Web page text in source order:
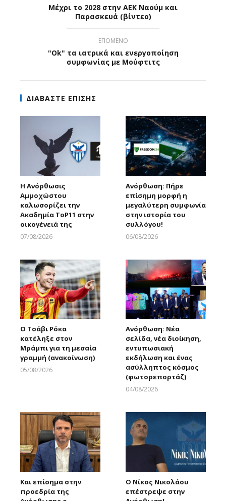
Μέχρι το 2028 στην ΑΕΚ Ναούμ και
Παρασκευά (βίντεο)
ΕΠΟΜΕΝΟ
"Ok" τα ιατρικά και ενεργοποίηση
συμφωνίας με Μούφτιτς
ΔΙΑΒΑΣΤΕ ΕΠΙΣΗΣ
Η Ανόρθωσις
Αμμοχώστου
καλωσορίζει την
Ακαδημία ToP11 στην
οικογένειά της
07/08/2026
Ανόρθωση: Πήρε
επίσημη μορφή η
μεγαλύτερη συμφωνία
στην ιστορία του
συλλόγου!
06/08/2026
Ο Τσάβι Ρόκα
κατέληξε στον
Μράμπι για τη μεσαία
γραμμή (ανακοίνωση)
05/08/2026
Ανόρθωση: Νέα
σελίδα, νέα διοίκηση,
εντυπωσιακή
εκδήλωση και ένας
ασύλληπτος κόσμος
(φωτορεπορτάζ)
04/08/2026
Και επίσημα στην
προεδρία της
Ο Νίκος Νικολάου
επέστρεψε στην